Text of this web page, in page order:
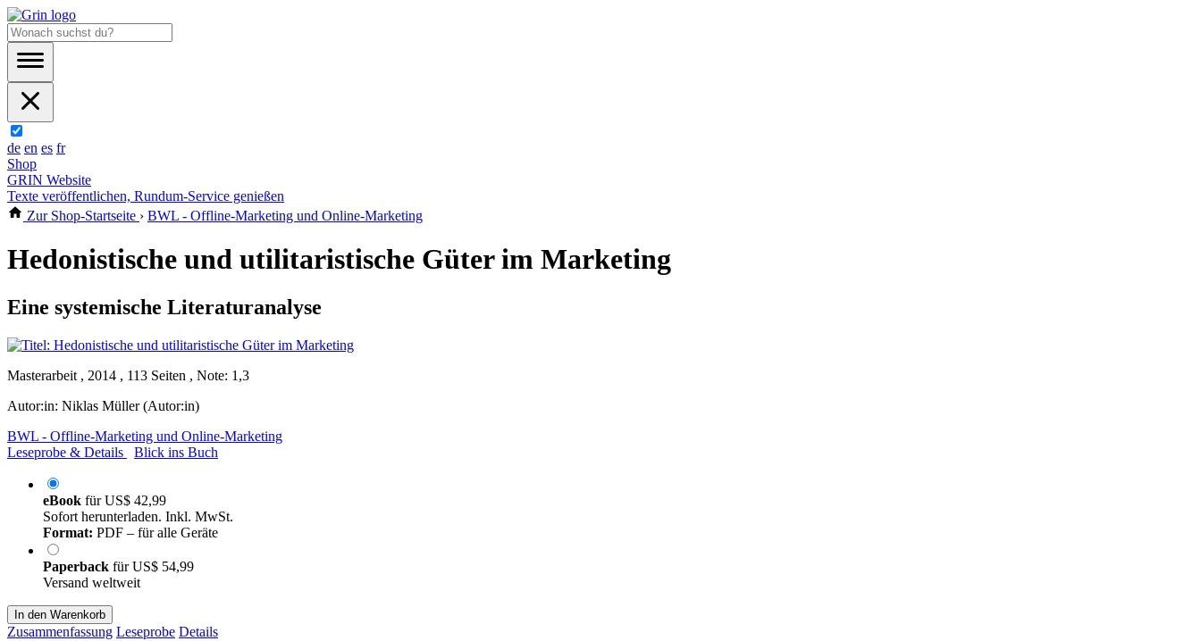
de en es fr
Shop
GRIN Website
Texte veröffentlichen, Rundum-Service genießen
Zur Shop-Startseite › BWL - Offline-Marketing und Online-Marketing
Hedonistische und utilitaristische Güter im Marketing
Eine systemische Literaturanalyse
Masterarbeit , 2014 , 113 Seiten , Note: 1,3
Autor:in: Niklas Müller (Autor:in)
BWL - Offline-Marketing und Online-Marketing
Leseprobe & Details
Blick ins Buch
eBook fürUS$ 42,99
Sofort herunterladen. Inkl. MwSt.
Format: PDF – für alle Geräte
Paperback fürUS$ 54,99
Versand weltweit
In den Warenkorb
Zusammenfassung Leseprobe Details